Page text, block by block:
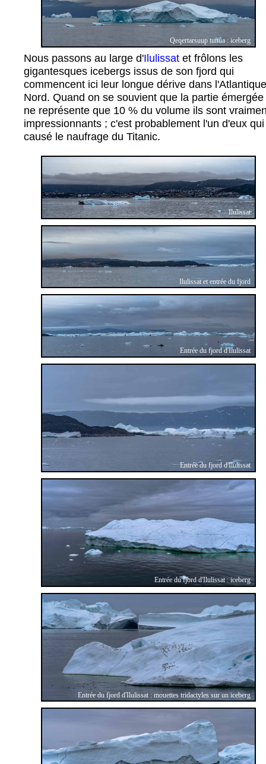
Qeqertarsuup tunua : iceberg
Nous passons au large d'Ilulissat et frôlons les
gigantesques icebergs issus de son fjord qui
commencent ici leur longue dérive dans l'Atlantique
Nord. Quand on se souvient que la partie émergée
ne représente que 10 % du volume ils sont
impressionnants ; c'est probablement l'un d'eux
causé le naufrage du Titanic.
Ilulissat
Ilulissat et entrée du fjord
Entrée du fjord d'Ilulissat
Entrée du fjord d'Ilulissat
Entrée du fjord d'Ilulissat : iceberg
Entrée du fjord d'Ilulissat : mouettes tridactyles sur un iceberg